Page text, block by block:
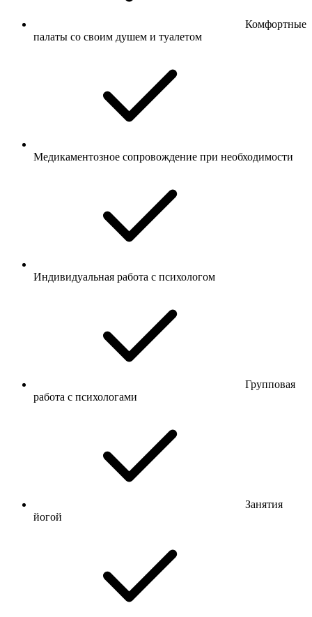
Комфортные
палаты со своим душем и туалетом
Медикаментозное сопровождение при необходимости
Индивидуальная работа с психологом
Групповая
работа с психологами
Занятия
йогой